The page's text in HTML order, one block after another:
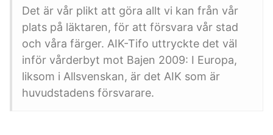
Det är vår plikt att göra allt vi kan från vår
plats på läktaren, för att försvara vår stad
och våra färger. AIK-Tifo uttryckte det väl
inför vårderbyt mot Bajen 2009: I Europa,
liksom i Allsvenskan, är det AIK som är
huvudstadens försvarare.